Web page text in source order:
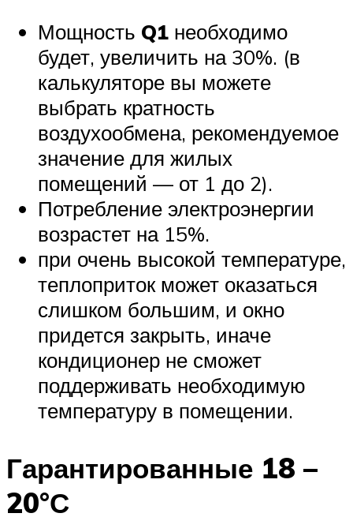
Мощность Q1 необходимо
будет, увеличить на 30%. (в
калькуляторе вы можете
выбрать кратность
воздухообмена, рекомендуемое
значение для жилых
помещений — от 1 до 2).
Потребление электроэнергии
возрастет на 15%.
при очень высокой температуре,
теплоприток может оказаться
слишком большим, и окно
придется закрыть, иначе
кондиционер не сможет
поддерживать необходимую
температуру в помещении.
Гарантированные 18 –
20°С